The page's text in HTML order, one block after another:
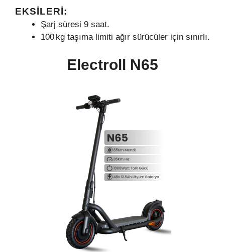
EKSILERI:
Şarj süresi 9 saat.
100 kg taşıma limiti ağır sürücüler için sınırlı.
Electroll N65